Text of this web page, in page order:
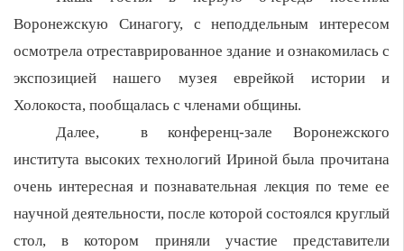
Воронежскую Синагогу, с неподдельным интересом
осмотрела отреставрированное здание и ознакомилась с
экспозицией нашего музея еврейкой истории и
Холокоста, пообщалась с членами общины.
Далее, в конференц-зале Воронежского
института высоких технологий Ириной была прочитана
очень интересная и познавательная лекция по теме ее
научной деятельности, после которой состоялся круглый
стол, в котором приняли участие представители